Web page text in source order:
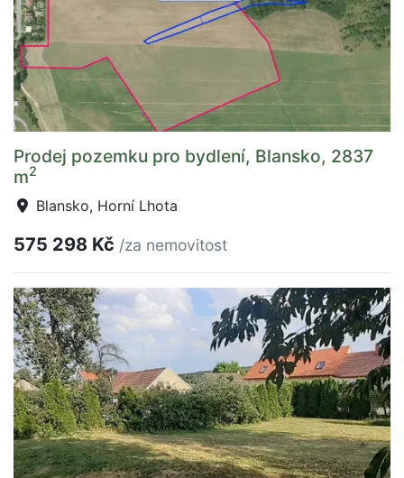
Prodej pozemku pro bydlení, Blansko, 2837
m2
Blansko, Horní Lhota
575 298 Kč /za nemovitost